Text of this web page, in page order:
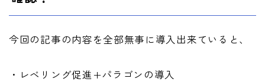
今回の記事の内容を全部無事に導入出来ていると、
・レベリング促進+パラゴンの導入